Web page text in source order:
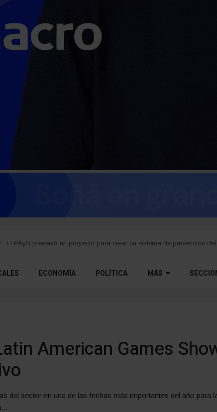
Detectan cocaína oculta en carne que iba a ser entregada a detenidos
ECONOMÍA POLÍTICA MÁS
American Games
del sector en una de las fechas más importantes del año para